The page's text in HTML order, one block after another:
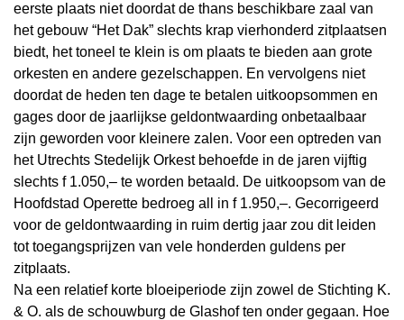
eerste plaats niet doordat de thans beschikbare zaal van
het gebouw “Het Dak” slechts krap vierhonderd zitplaatsen
biedt, het toneel te klein is om plaats te bieden aan grote
orkesten en andere gezelschappen. En vervolgens niet
doordat de heden ten dage te betalen uitkoopsommen en
gages door de jaarlijkse geldontwaarding onbetaalbaar
zijn geworden voor kleinere zalen. Voor een optreden van
het Utrechts Stedelijk Orkest behoefde in de jaren vijftig
slechts f 1.050,– te worden betaald. De uitkoopsom van de
Hoofdstad Operette bedroeg all in f 1.950,–. Gecorrigeerd
voor de geldontwaarding in ruim dertig jaar zou dit leiden
tot toegangsprijzen van vele honderden guldens per
zitplaats.
Na een relatief korte bloeiperiode zijn zowel de Stichting K.
& O. als de schouwburg de Glashof ten onder gegaan. Hoe